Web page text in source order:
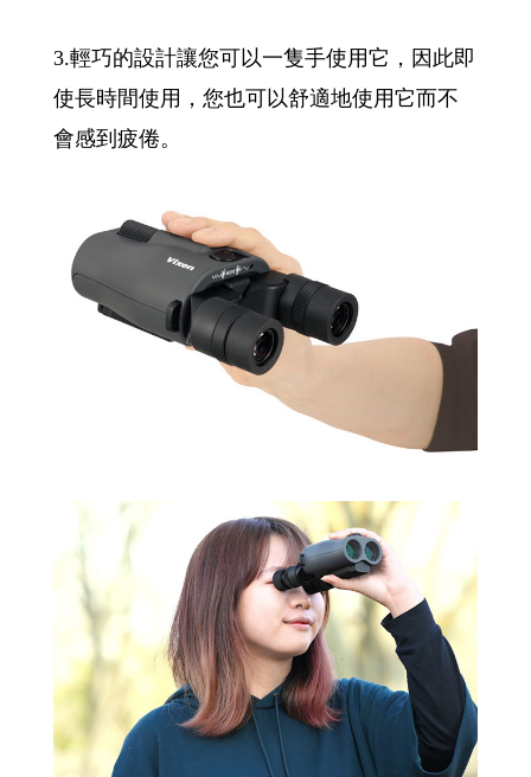
3.輕巧的設計讓您可以一隻手使用它，因此即
使長時間使用，您也可以舒適地使用它而不
會感到疲倦。